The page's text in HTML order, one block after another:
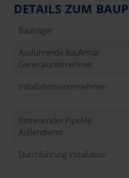
DETAILS ZUM
Bauträger
Ausführende Baufirma/
Generalunternehmer
Installationsunternehmen
Betreuender Pipelife
Außendienst
Durchführung Installation